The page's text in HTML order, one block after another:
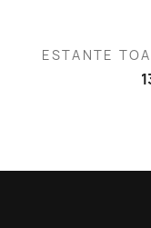

ESTANTE